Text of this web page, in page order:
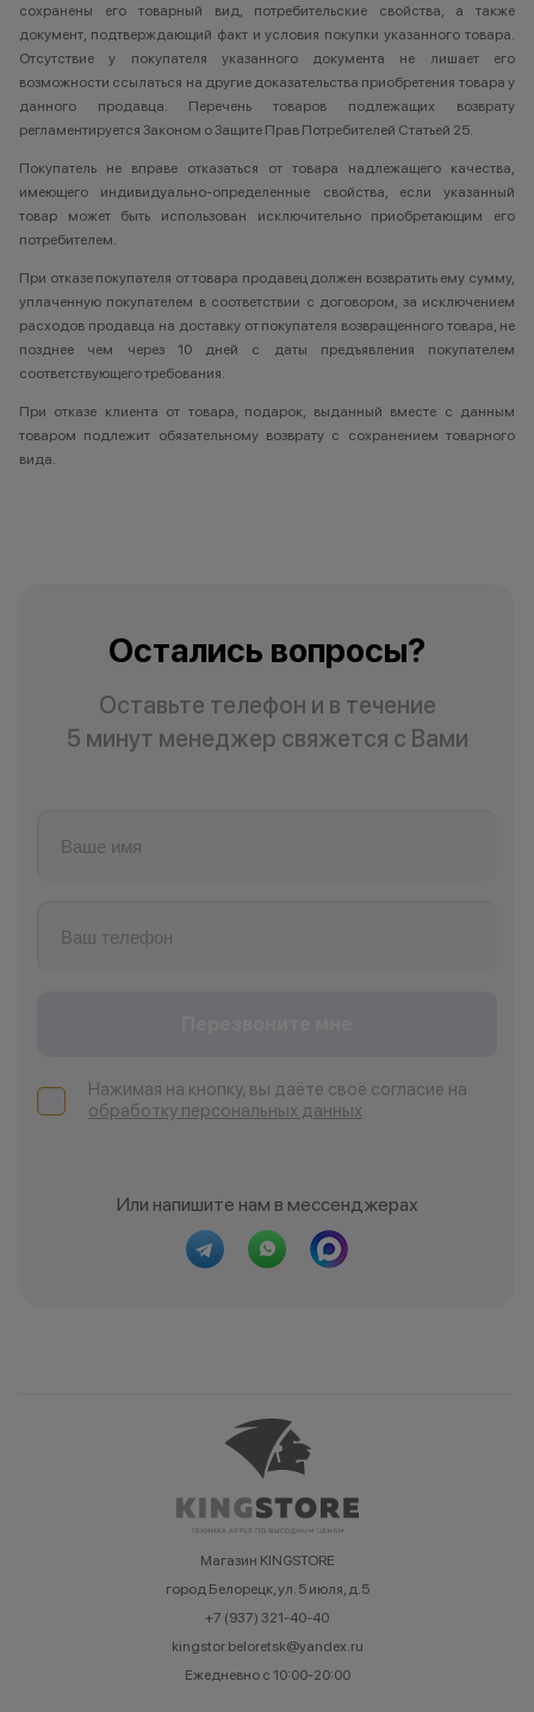
сохранены его товарный вид, потребительские свойства, а также
документ, подтверждающий факт и условия покупки указанного товара.
Отсутствие у покупателя указанного документа не лишает его
возможности ссылаться на другие доказательства приобретения товара у
данного продавца. Перечень товаров подлежащих возврату
регламентируется Законом о Защите Прав Потребителей Статьей 25.
Покупатель не вправе отказаться от товара надлежащего качества,
имеющего индивидуально-определенные свойства, если указанный
товар может быть использован исключительно приобретающим его
потребителем.
При отказе покупателя от товара продавец должен возвратить ему сумму,
уплаченную покупателем в соответствии с договором, за исключением
расходов продавца на доставку от покупателя возвращенного товара, не
позднее чем через 10 дней с даты предъявления покупателем
соответствующего требования.
При отказе клиента от товара, подарок, выданный вместе с данным
товаром подлежит обязательному возврату с сохранением товарного
вида.
Остались вопросы?
Оставьте телефон и в течение
5 минут менеджер свяжется с Вами
Нажимая на кнопку, вы даёте своё согласие на
обработку персональных данных
Или напишите нам в мессенджерах
Магазин KINGSTORE
город Белорецк, ул. 5 июля, д.5
+7 (937) 321-40-40
kingstor.beloretsk@yandex.ru
Ежедневно с 10:00-20:00